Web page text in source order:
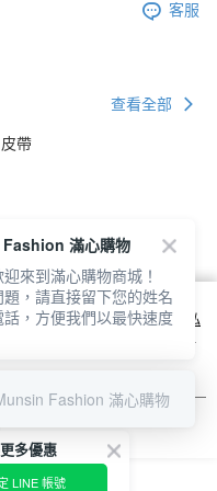
客服
查看全部
帶
方式之詳情，及若您不希
設定，請參閱本網站「
隱私
表示您同意本公司得按本網站使
多優惠
LINE 帳號
滿心購物
來到滿心購物商城！
題，請直接留下您的姓名
話，方便我們以最快速度
Fashion 滿心購物